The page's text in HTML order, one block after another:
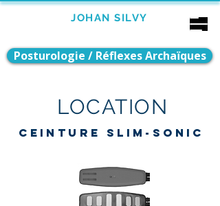
JOHAN SILVY
Posturologie / Réflexes Archaïques
LOCATION
CEINTURE SLIM-SONIC